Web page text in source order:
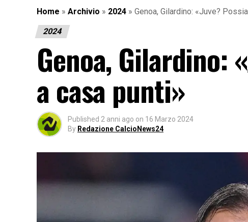
Home » Archivio » 2024 » Genoa, Gilardino: «Juve?
2024
Genoa, Gilardino:
a casa punti»
Published 2 anni ago on 16 Marzo 2024
By Redazione CalcioNews24